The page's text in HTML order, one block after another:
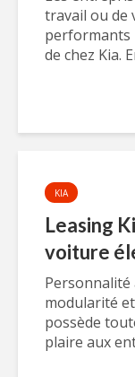
travail ou de
performants
de chez Kia.
KIA
Leasing
voiture
modularité
possède
plaire aux